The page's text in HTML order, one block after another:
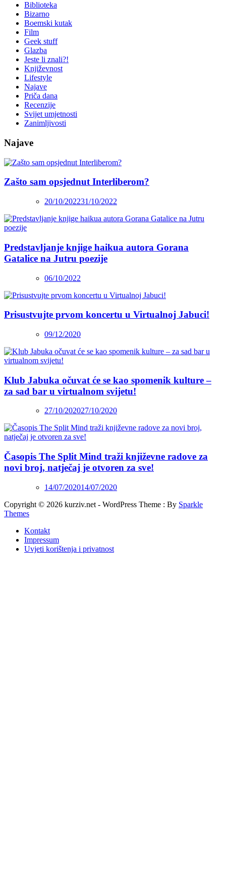
Biblioteka
Bizarno
Boemski kutak
Film
Geek stuff
Glazba
Jeste li znali?!
Književnost
Lifestyle
Najave
Priča dana
Recenzije
Svijet umjetnosti
Zanimljivosti
Najave
Zašto sam opsjednut Interliberom?
20/10/202231/10/2022
Predstavljanje knjige haikua autora Gorana
Gatalice na Jutru poezije
06/10/2022
Prisustvujte prvom koncertu u Virtualnoj Jabuci!
09/12/2020
Klub Jabuka očuvat će se kao spomenik kulture –
za sad bar u virtualnom svijetu!
27/10/202027/10/2020
Časopis The Split Mind traži književne radove za
novi broj, natječaj je otvoren za sve!
14/07/202014/07/2020
Copyright © 2026 kurziv.net - WordPress Theme : By Sparkle
Themes
Kontakt
Impressum
Uvjeti korištenja i privatnost